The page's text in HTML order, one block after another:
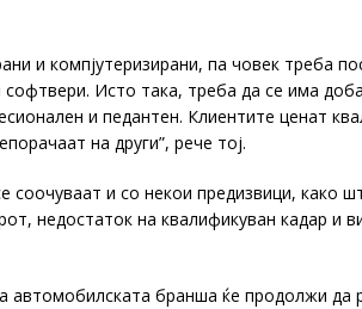
и компјутеризирани, па човек треба
Исто така, треба да се има
и педантен. Клиентите ценат
на други”, рече тој.
соочуваат и со некои предизвици, како
недостаток на квалификуван кадар и
автомобилската бранша ќе продолжи да